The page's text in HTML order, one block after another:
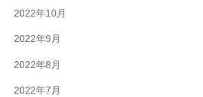
2022年10月
2022年9月
2022年8月
2022年7月